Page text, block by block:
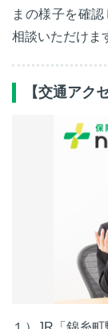
まの様子を確
相談いただけま
【交通アク